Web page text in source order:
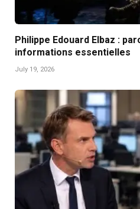
Philippe Edouard Elbaz :
informations essentielles
July 19, 2026